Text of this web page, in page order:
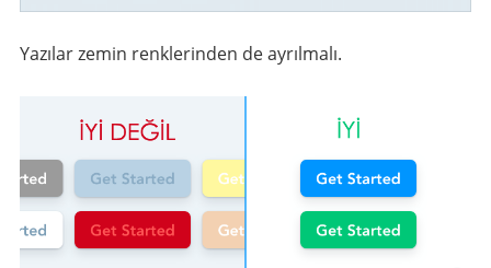
Yazılar zemin renklerinden de ayrılmalı.